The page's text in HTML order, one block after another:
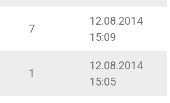
7
12.08.2014
15:09
1
12.08.2014
15:05